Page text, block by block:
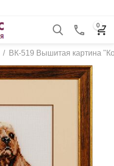
0
/ ВК-519 Вышитая картина